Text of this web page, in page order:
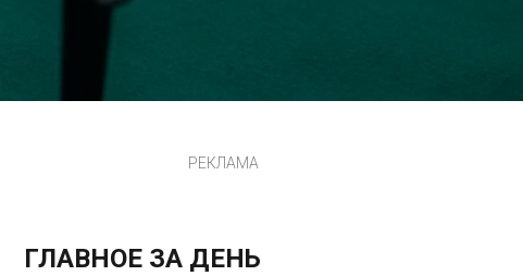
РЕКЛАМА
ГЛАВНОЕ ЗА ДЕНЬ